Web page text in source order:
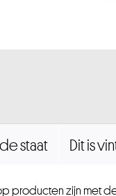
staat Dit is
producten zijn met